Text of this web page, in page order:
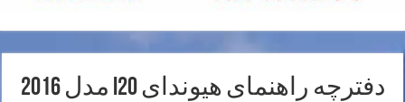
دفترچه راهنمای هیوندای i20 مدل 2016